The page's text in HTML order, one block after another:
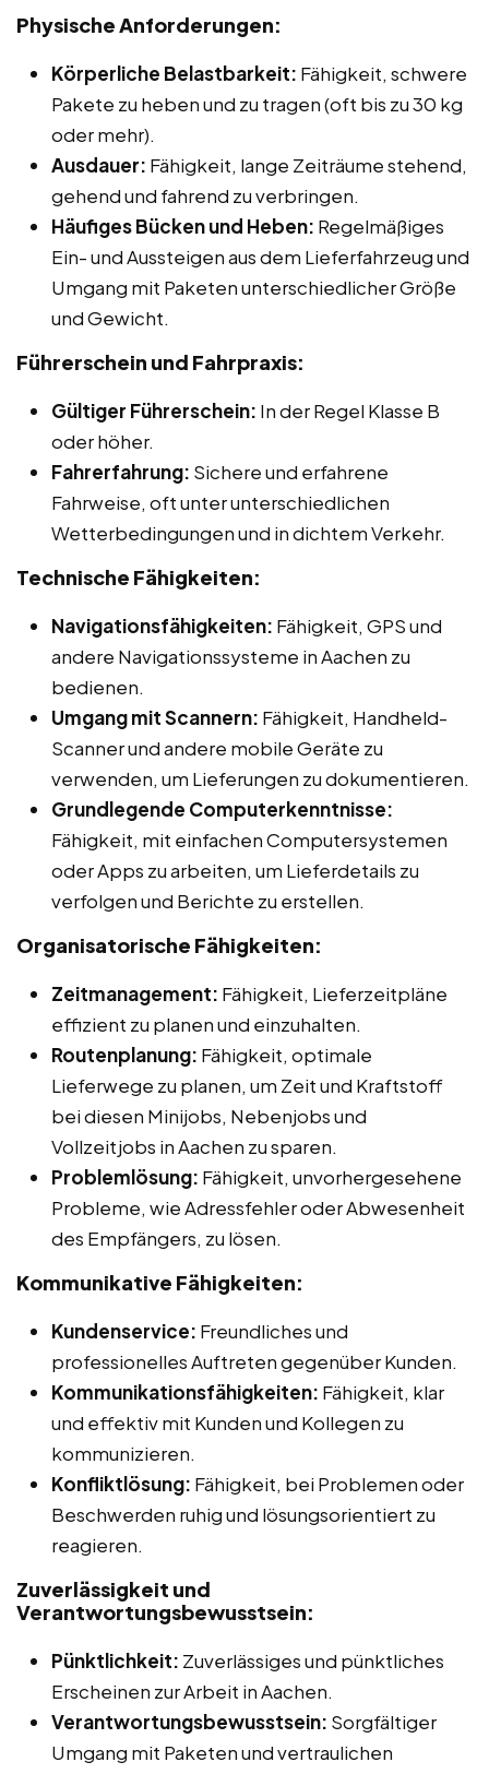
Physische Anforderungen:
Körperliche Belastbarkeit: Fähigkeit, schwere
Pakete zu heben und zu tragen (oft bis zu 30 kg
oder mehr).
Ausdauer: Fähigkeit, lange Zeiträume stehend,
gehend und fahrend zu verbringen.
Häufiges Bücken und Heben: Regelmäßiges
Ein- und Aussteigen aus dem Lieferfahrzeug und
Umgang mit Paketen unterschiedlicher Größe
und Gewicht.
Führerschein und Fahrpraxis:
Gültiger Führerschein: In der Regel Klasse B
oder höher.
Fahrerfahrung: Sichere und erfahrene
Fahrweise, oft unter unterschiedlichen
Wetterbedingungen und in dichtem Verkehr.
Technische Fähigkeiten:
Navigationsfähigkeiten: Fähigkeit, GPS und
andere Navigationssysteme in Aachen zu
bedienen.
Umgang mit Scannern: Fähigkeit, Handheld-
Scanner und andere mobile Geräte zu
verwenden, um Lieferungen zu dokumentieren.
Grundlegende Computerkenntnisse:
Fähigkeit, mit einfachen Computersystemen
oder Apps zu arbeiten, um Lieferdetails zu
verfolgen und Berichte zu erstellen.
Organisatorische Fähigkeiten:
Zeitmanagement: Fähigkeit, Lieferzeitpläne
effizient zu planen und einzuhalten.
Routenplanung: Fähigkeit, optimale
Lieferwege zu planen, um Zeit und Kraftstoff
bei diesen Minijobs, Nebenjobs und
Vollzeitjobs in Aachen zu sparen.
Problemlösung: Fähigkeit, unvorhergesehene
Probleme, wie Adressfehler oder Abwesenheit
des Empfängers, zu lösen.
Kommunikative Fähigkeiten:
Kundenservice: Freundliches und
professionelles Auftreten gegenüber Kunden.
Kommunikationsfähigkeiten: Fähigkeit, klar
und effektiv mit Kunden und Kollegen zu
kommunizieren.
Konfliktlösung: Fähigkeit, bei Problemen oder
Beschwerden ruhig und lösungsorientiert zu
reagieren.
Zuverlässigkeit und
Verantwortungsbewusstsein:
Pünktlichkeit: Zuverlässiges und pünktliches
Erscheinen zur Arbeit in Aachen.
Verantwortungsbewusstsein: Sorgfältiger
Umgang mit Paketen und vertraulichen